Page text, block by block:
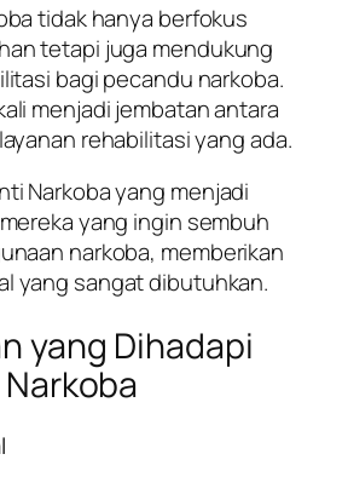
tidak hanya berfokus
tetapi juga mendukung
bagi pecandu narkoba.
menjadi jembatan antara
rehabilitasi yang ada.
Narkoba yang menjadi
yang ingin sembuh
narkoba, memberikan
yang sangat dibutuhkan.
yang Dihadapi